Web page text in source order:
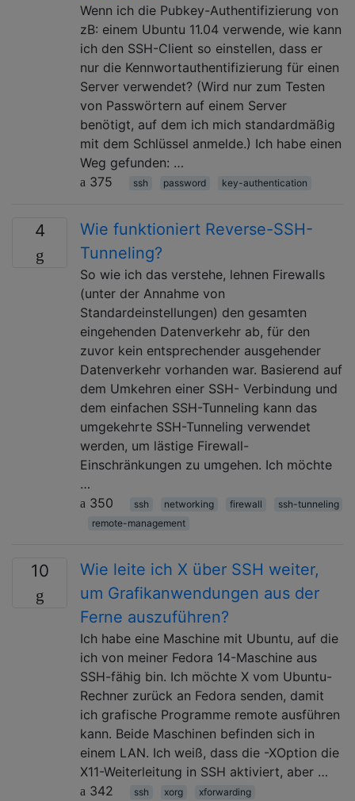
Wenn ich die Pubkey-Authentifizierung von
zB: einem Ubuntu 11.04 verwende, wie kann
ich den SSH-Client so einstellen, dass er
nur die Kennwortauthentifizierung für einen
Server verwendet? (Wird nur zum Testen
von Passwörtern auf einem Server
benötigt, auf dem ich mich standardmäßig
mit dem Schlüssel anmelde.) Ich habe einen
Weg gefunden: …
375
ssh password key-authentication
4
Wie funktioniert Reverse-SSH-
Tunneling?
So wie ich das verstehe, lehnen Firewalls
(unter der Annahme von
Standardeinstellungen) den gesamten
eingehenden Datenverkehr ab, für den
zuvor kein entsprechender ausgehender
Datenverkehr vorhanden war. Basierend auf
dem Umkehren einer SSH- Verbindung und
dem einfachen SSH-Tunneling kann das
umgekehrte SSH-Tunneling verwendet
werden, um lästige Firewall-
Einschränkungen zu umgehen. Ich möchte
…
350
ssh networking firewall
ssh-tunneling
remote-management
10
Wie leite ich X über SSH weiter,
um Grafikanwendungen aus der
Ferne auszuführen?
Ich habe eine Maschine mit Ubuntu, auf die
ich von meiner Fedora 14-Maschine aus
SSH-fähig bin. Ich möchte X vom Ubuntu-
Rechner zurück an Fedora senden, damit
ich grafische Programme remote ausführen
kann. Beide Maschinen befinden sich in
einem LAN. Ich weiß, dass die -XOption die
X11-Weiterleitung in SSH aktiviert, aber …
342
ssh xorg xforwarding